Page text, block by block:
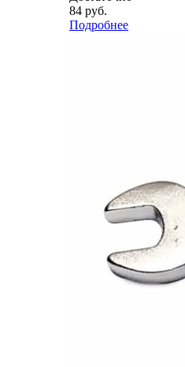
84 руб.
Подробнее